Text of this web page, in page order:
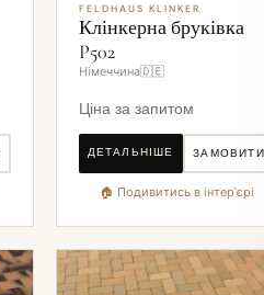
FELDHAUS KLINKER
Клінкерна бруківка
P502
Німеччина🇩🇪
Ціна за запитом
ДЕТАЛЬНІШЕ ЗАМОВИТИ
🏠 Подивитись в інтер'єрі